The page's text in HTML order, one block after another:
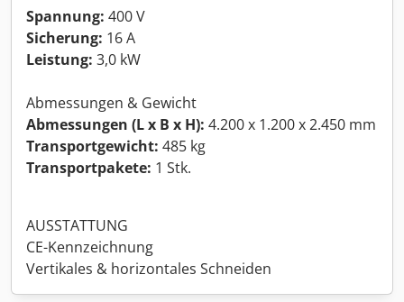
Spannung: 400 V
Sicherung: 16 A
Leistung: 3,0 kW
Abmessungen & Gewicht
Abmessungen (L x B x H): 4.200 x 1.200 x 2.450 mm
Transportgewicht: 485 kg
Transportpakete: 1 Stk.
AUSSTATTUNG
CE-Kennzeichnung
Vertikales & horizontales Schneiden